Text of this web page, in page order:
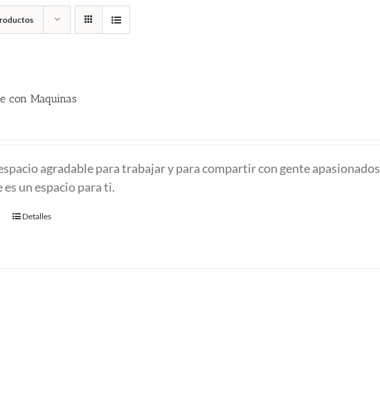
con Maquinas
agradable para trabajar y para compartir con gente apasionados
un espacio para ti.
Detalles